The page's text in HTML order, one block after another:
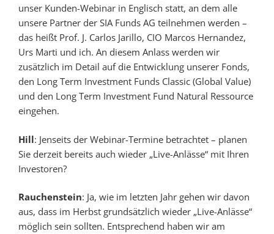
unser Kunden-Webinar in Englisch statt, an dem alle
unsere Partner der SIA Funds AG teilnehmen werden –
das heißt Prof. J. Carlos Jarillo, CIO Marcos Hernandez,
Urs Marti und ich. An diesem Anlass werden wir
zusätzlich im Detail auf die Entwicklung unserer Fonds,
den Long Term Investment Funds Classic (Global Value)
und den Long Term Investment Fund Natural Ressource
eingehen.
Hill: Jenseits der Webinar-Termine betrachtet – planen
Sie derzeit bereits auch wieder „Live-Anlässe“ mit Ihren
Investoren?
Rauchenstein: Ja, wie im letzten Jahr gehen wir davon
aus, dass im Herbst grundsätzlich wieder „Live-Anlässe“
möglich sein sollten. Entsprechend haben wir am